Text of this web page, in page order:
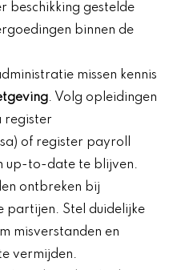
beschikking gestelde
binnen de
missen kennis
. Volg opleidingen
register
of register payroll
up-to-date te blijven.
ontbreken bij
partijen. Stel duidelijke
misverstanden en
vermijden.